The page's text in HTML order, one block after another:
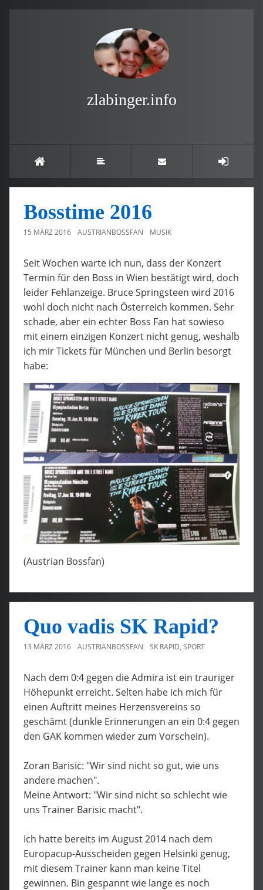
zlabinger.info
Bosstime 2016
15 MÄRZ 2016 AUSTRIANBOSSFAN MUSIK
Seit Wochen warte ich nun, dass der Konzert
Termin für den Boss in Wien bestätigt wird, doch
leider Fehlanzeige. Bruce Springsteen wird 2016
wohl doch nicht nach Österreich kommen. Sehr
schade, aber ein echter Boss Fan hat sowieso
mit einem einzigen Konzert nicht genug, weshalb
ich mir Tickets für München und Berlin besorgt
habe:
(Austrian Bossfan)
Quo vadis SK Rapid?
13 MÄRZ 2016 AUSTRIANBOSSFAN SK RAPID, SPORT
Nach dem 0:4 gegen die Admira ist ein trauriger
Höhepunkt erreicht. Selten habe ich mich für
einen Auftritt meines Herzensvereins so
geschämt (dunkle Erinnerungen an ein 0:4 gegen
den GAK kommen wieder zum Vorschein).
Zoran Barisic: "Wir sind nicht so gut, wie uns
andere machen".
Meine Antwort: "Wir sind nicht so schlecht wie
uns Trainer Barisic macht".
Ich hatte bereits im August 2014 nach dem
Europacup-Ausscheiden gegen Helsinki genug,
mit diesem Trainer kann man keine Titel
gewinnen. Bin gespannt wie lange es noch